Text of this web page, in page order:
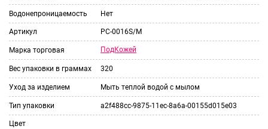
Водонепроницаемость Нет
Артикул PC-0016S/M
Марка торговая ПодКожей
Вес упаковки в граммах 320
Уход за изделием Мыть теплой водой с мылом
Тип упаковки a2f488cc-9875-11ec-8a6a-00155d015e03
Цвет